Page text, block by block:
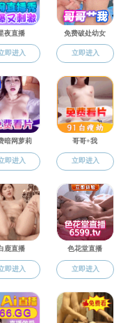
招生信息
成人直播 2017年自
为贯彻落实《国务院关
进一步推进自主招生试
迎新专刊·寄语篇（一
中方院长寄语亲爱的
成人直播 全体师生员...